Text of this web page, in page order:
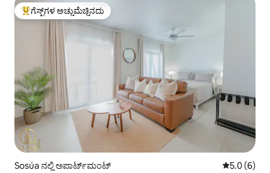
ಗೆಸ್ಟ್‌ಗಳಿಗೆ ಅತಿ ಹೆಚ್ಚು ಅಚ್ಚುಮೆಚ್ಚಿನದು
ಗೆಸ್ಟ್‌ಗಳ ಅಚ್ಚುಮೆಚ್ಚಿನದು
Sosúa ನಲ್ಲಿ ಅಪಾರ್ಟ್‌ಮಂಟ್ 5 ರಲ್ಲಿ 5.0
5.0 (6)